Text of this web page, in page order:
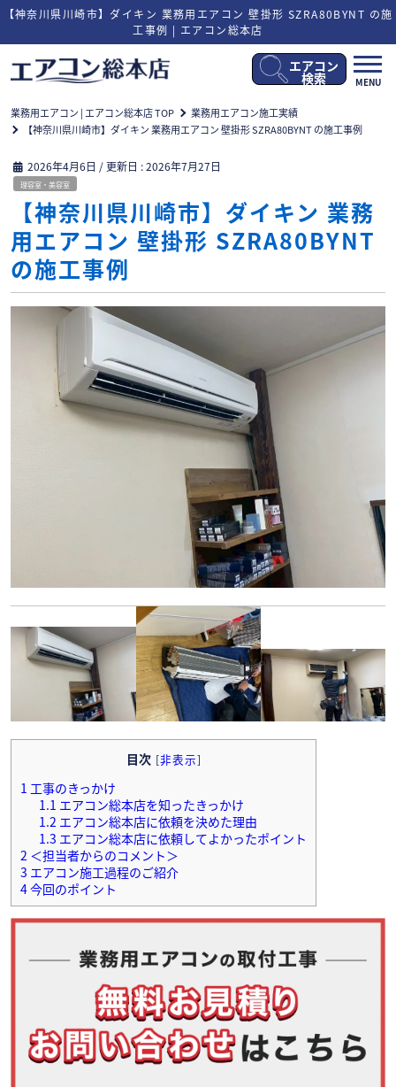
【神奈川県川崎市】ダイキン 業務用エアコン 壁掛形 SZRA80BYNT の施
工事例 | エアコン総本店
メ
ニ
MENU
エアコン
検索
業務用エアコン | エアコン総本店 TOP
業務用エアコン施工実績
【神奈川県川崎市】ダイキン 業務用エアコン 壁掛形 SZRA80BYNT の施工事例
2026年4月6日 / 更新日 :2026年7月27日
理容室・美容室
【神奈川県川崎市】ダイキン 業務
用エアコン 壁掛形 SZRA80BYNT
の施工事例
目次 [非表示]
1 工事のきっかけ
1.1 エアコン総本店を知ったきっかけ
1.2 エアコン総本店に依頼を決めた理由
1.3 エアコン総本店に依頼してよかったポイント
2 ＜担当者からのコメント＞
3 エアコン施工過程のご紹介
4今回のポイント